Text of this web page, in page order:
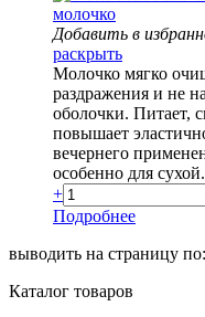
Добавить в
раскрыть
Молочко мягко
раздражения и не
оболочки. Питает,
повышает
вечернего
особенно для сухой.
+
Подробнее
выводить на страницу по:
Каталог товаров